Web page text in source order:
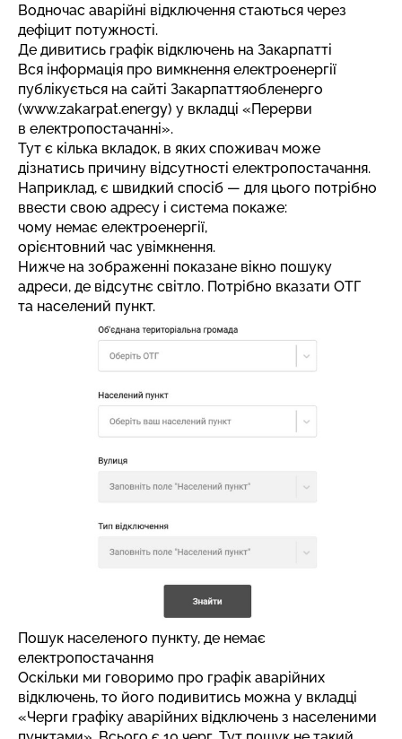
Водночас аварійні відключення стаються через
дефіцит потужності.
Де дивитись графік відключень на Закарпатті
Вся інформація про вимкнення електроенергії
публікується на сайті Закарпаттяобленерго
(www.zakarpat.energy) у вкладці «Перерви
в електропостачанні».
Тут є кілька вкладок, в яких споживач може
дізнатись причину відсутності електропостачання.
Наприклад, є швидкий спосіб — для цього потрібно
ввести свою адресу і система покаже:
чому немає електроенергії,
орієнтовний час увімкнення.
Нижче на зображенні показане вікно пошуку
адреси, де відсутнє світло. Потрібно вказати ОТГ
та населений пункт.
Пошук населеного пункту, де немає
електропостачання
Оскільки ми говоримо про графік аварійних
відключень, то його подивитись можна у вкладці
«Черги графіку аварійних відключень з населеними